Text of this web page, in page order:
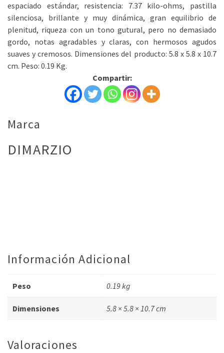
espaciado estándar, resistencia: 7.37 kilo-ohms, pastilla
silenciosa, brillante y muy dinámica, gran equilibrio de
plenitud, riqueza con un tono gutural, pero no demasiado
gordo, notas agradables y claras, con hermosos agudos
suaves y cremosos. Dimensiones del producto: 5.8 x 5.8 x 10.7
cm. Peso: 0.19 Kg.
Compartir:
Marca
DIMARZIO
Información Adicional
Peso 0.19 kg
Dimensiones 5.8 × 5.8 × 10.7 cm
Valoraciones